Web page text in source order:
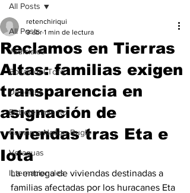
All Posts
Judiciales
Bocas del Toro
Deportes
Entretenimiento
Comarca Ngäbe-Buglé
Veraguas
Internacionales
All Posts
Reclamos en Tierras
Altas: familias exigen
transparencia en
asignación de
viviendas tras Eta e
Iota
retenchiriqui
9 abr 1 min de lectura
La entrega de viviendas destinadas a
familias afectadas por los huracanes Eta